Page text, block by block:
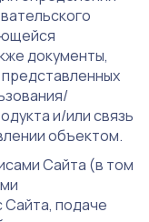
документы,
и/или связь
объектом.
Сайта (в том
подаче